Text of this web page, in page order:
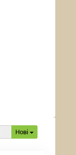
Нові